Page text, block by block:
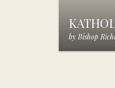
by Bishop